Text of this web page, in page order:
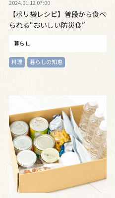
2024.01.12 07:00
【ポリ袋レシピ】普段から食べ
られる“おいしい防災食”
暮らし
料理 暮らしの知恵